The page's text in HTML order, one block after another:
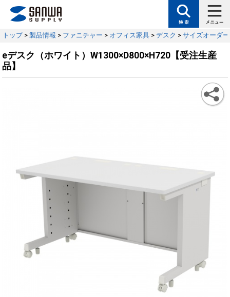
トップ> 製品情報 > ファニチャー > オフィス家具 > デスク > サイズオーダ
eデスク（ホワイト）W1300×D800×H720【受注生産
品】